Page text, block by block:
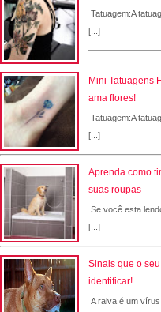
Tatuagem:A
[...]
Mini Tatuagens
ama flores!
Tatuagem:A
[...]
Aprenda como
suas roupas
Se você esta
[...]
Sinais que o
identificar!
A raiva é um